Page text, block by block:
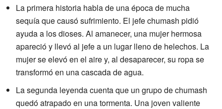
La primera historia habla de una época de mucha
sequía que causó sufrimiento. El jefe chumash pidió
ayuda a los dioses. Al amanecer, una mujer hermosa
apareció y llevó al jefe a un lugar lleno de helechos. La
mujer se elevó en el aire y, al desaparecer, su ropa se
transformó en una cascada de agua.
La segunda leyenda cuenta que un grupo de chumash
quedó atrapado en una tormenta. Una joven valiente